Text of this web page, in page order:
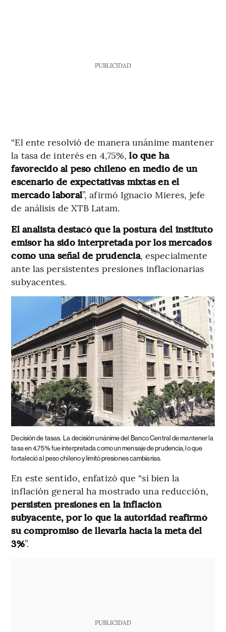
PUBLICIDAD
“El ente resolvió de manera unánime mantener
la tasa de interés en 4,75%,lo que ha
favorecido al peso chileno en medio de un
escenario de expectativas mixtas en el
mercado laboral”, afirmó Ignacio Mieres, jefe
de análisis de XTB Latam.
El analista destacó que la postura del instituto
emisor ha sido interpretada por los mercados
como una señal de prudencia, especialmente
ante las persistentes presiones inflacionarias
subyacentes.
Decisión de tasas. La decisión unánime del Banco Central de mantener la
tasa en 4,75% fue interpretada como un mensaje de prudencia, lo que
fortaleció al peso chileno y limitó presiones cambiarias.
En este sentido, enfatizó que “si bien la
inflación general ha mostrado una reducción,
persisten presiones en la inflación
subyacente, por lo que la autoridad reafirmó
su compromiso de llevarla hacia la meta del
3%”.
PUBLICIDAD